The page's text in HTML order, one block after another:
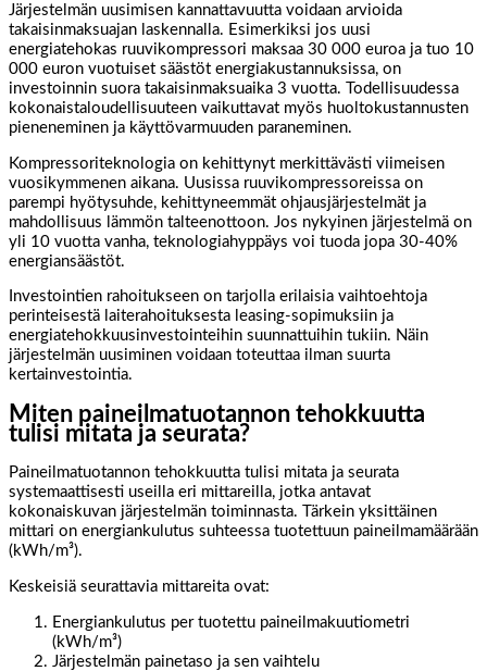
Järjestelmän uusimisen kannattavuutta voidaan arvioida
takaisinmaksuajan laskennalla. Esimerkiksi jos uusi
energiatehokas ruuvikompressori maksaa 30 000 euroa ja tuo 10
000 euron vuotuiset säästöt energiakustannuksissa, on
investoinnin suora takaisinmaksuaika 3 vuotta. Todellisuudessa
kokonaistaloudellisuuteen vaikuttavat myös huoltokustannusten
pieneneminen ja käyttövarmuuden paraneminen.
Kompressoriteknologia on kehittynyt merkittävästi viimeisen
vuosikymmenen aikana. Uusissa ruuvikompressoreissa on
parempi hyötysuhde, kehittyneemmät ohjausjärjestelmät ja
mahdollisuus lämmön talteenottoon. Jos nykyinen järjestelmä on
yli 10 vuotta vanha, teknologiahyppäys voi tuoda jopa 30-40%
energiansäästöt.
Investointien rahoitukseen on tarjolla erilaisia vaihtoehtoja
perinteisestä laiterahoituksesta leasing-sopimuksiin ja
energiatehokkuusinvestointeihin suunnattuihin tukiin. Näin
järjestelmän uusiminen voidaan toteuttaa ilman suurta
kertainvestointia.
Miten paineilmatuotannon tehokkuutta
tulisi mitata ja seurata?
Paineilmatuotannon tehokkuutta tulisi mitata ja seurata
systemaattisesti useilla eri mittareilla, jotka antavat
kokonaiskuvan järjestelmän toiminnasta. Tärkein yksittäinen
mittari on energiankulutus suhteessa tuotettuun paineilmamäärään
(kWh/m³).
Keskeisiä seurattavia mittareita ovat:
Energiankulutus per tuotettu paineilmakuutiometri
(kWh/m³)
Järjestelmän painetaso ja sen vaihtelu